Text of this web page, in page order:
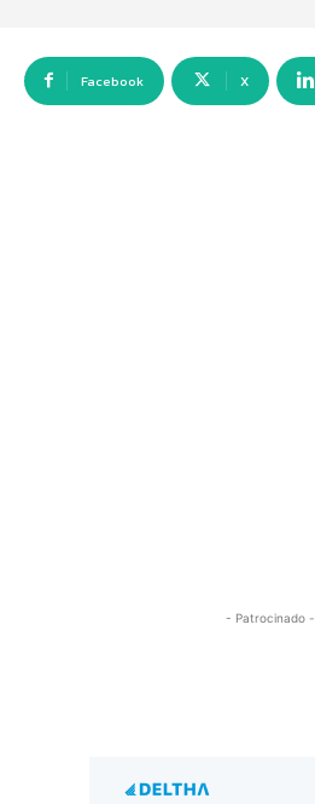
Facebook X
- Patrocinado -